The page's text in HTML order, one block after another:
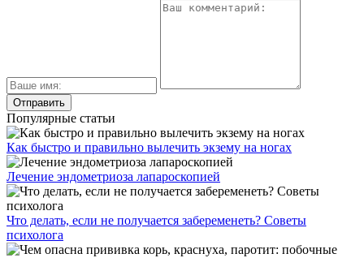
Популярные статьи
Как быстро и правильно вылечить экзему на ногах
Лечение эндометриоза лапароскопией
Что делать, если не получается забеременеть? Советы
психолога